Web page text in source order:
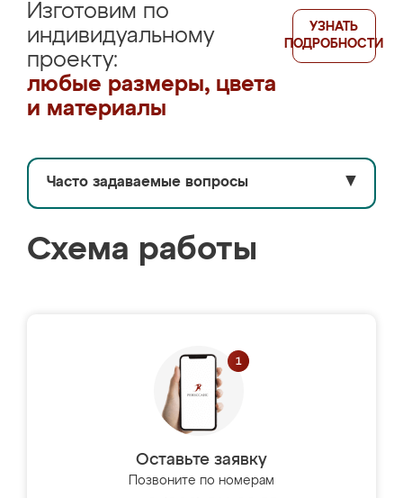
Изготовим по
индивидуальному
проекту:
любые размеры, цвета
и материалы
УЗНАТЬ
ПОДРОБНОСТИ
Часто задаваемые вопросы ▼
Схема работы
Оставьте заявку
Позвоните по номерам